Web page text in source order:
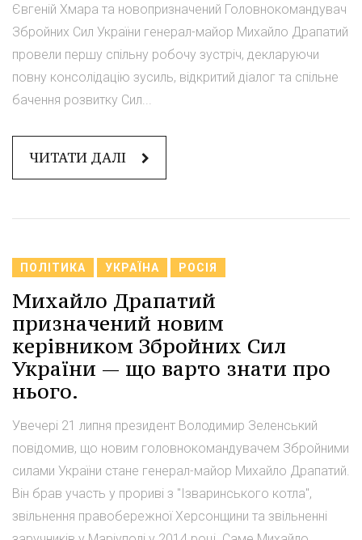
Євгеній Хмара та новопризначений Головнокомандувач
Збройних Сил України генерал-майор Михайло Драпатий
провели першу спільну робочу зустріч, декларуючи
повну консолідацію зусиль, відкритий діалог та спільне
бачення розвитку Сил...
ЧИТАТИ ДАЛІ
ПОЛІТИКА УКРАЇНА РОСІЯ
Михайло Драпатий
призначений новим
керівником Збройних Сил
України — що варто знати про
нього.
Увечері 21 липня президент Володимир Зеленський
повідомив, що новим головнокомандувачем Збройними
силами України стане генерал-майор Михайло Драпатий.
Він брав участь у прориві з "Ізваринського котла",
звільнення правобережної Херсонщини та звільненні